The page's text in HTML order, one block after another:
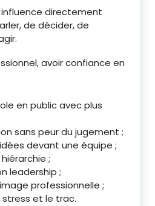
directement
de décider, de
avoir confiance en
en public avec plus
sans peur du jugement ;
devant une équipe ;
;
leadership ;
professionnelle ;
stress et le trac.